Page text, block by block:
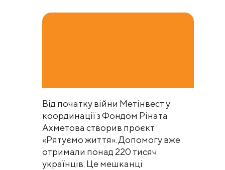
Від початку війни Метінвест у
координації з Фондом Ріната
Ахметова створив проєкт
«Рятуємо життя». Допомогу вже
отримали понад 220 тисяч
українців. Це мешканці